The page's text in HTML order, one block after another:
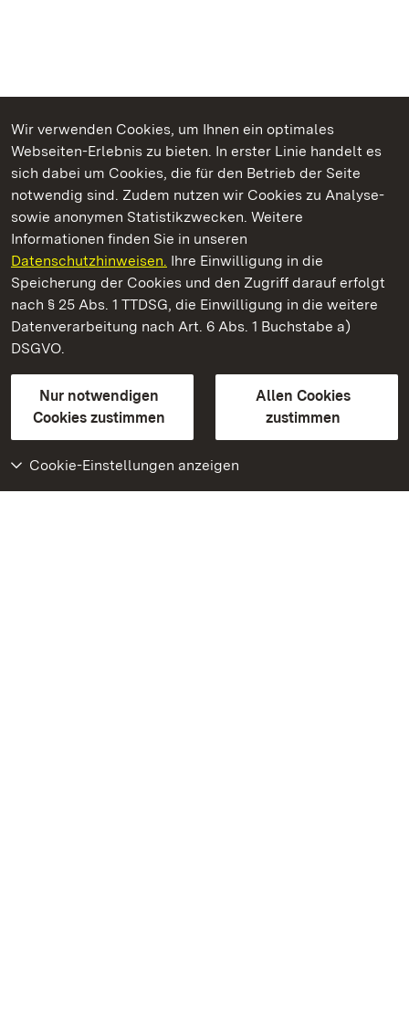
Wir verwenden Cookies, um Ihnen ein optimales
Webseiten-Erlebnis zu bieten. In erster Linie handelt es
sich dabei um Cookies, die für den Betrieb der Seite
notwendig sind. Zudem nutzen wir Cookies zu Analyse-
sowie anonymen Statistikzwecken. Weitere
Informationen finden Sie in unseren
Datenschutzhinweisen. Ihre Einwilligung in die
Speicherung der Cookies und den Zugriff darauf erfolgt
nach § 25 Abs. 1 TTDSG, die Einwilligung in die weitere
Datenverarbeitung nach Art. 6 Abs. 1 Buchstabe a)
DSGVO.
Nur notwendigen
Cookies zustimmen
Allen Cookies
zustimmen
Cookie-Einstellungen anzeigen
Kommen. Staunen. Genießen.
Residenzschloss Ludwigsburg
Staatliche Schlösser und Gärten Baden-Württemberg
Kontakt
GebärdenspracheLeichte Sprache
Erklärung zur Barrierefreiheit
BITV-konform (geprüfte Seiten)
Weiteres